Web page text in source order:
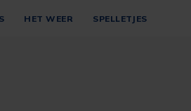
HET WEER SPELLETJES